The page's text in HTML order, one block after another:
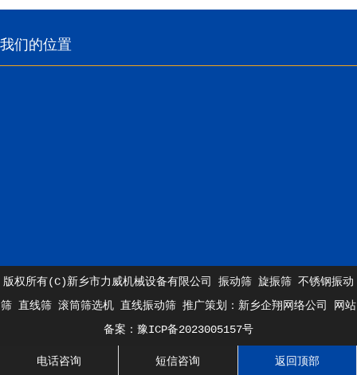
我们的位置
版权所有(C)新乡市力威机械设备有限公司 振动筛 旋振筛 不锈钢振动
筛 直线筛 滚筒筛选机 直线振动筛 推广策划： 新乡企翔网络公司
网站
备案： 豫ICP备2023005157号
电话咨询 短信咨询 返回顶部